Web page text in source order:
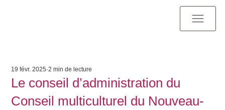
Le conseil d’administration du
Conseil multiculturel du Nouveau-
19 févr. 2025 2 min de lecture